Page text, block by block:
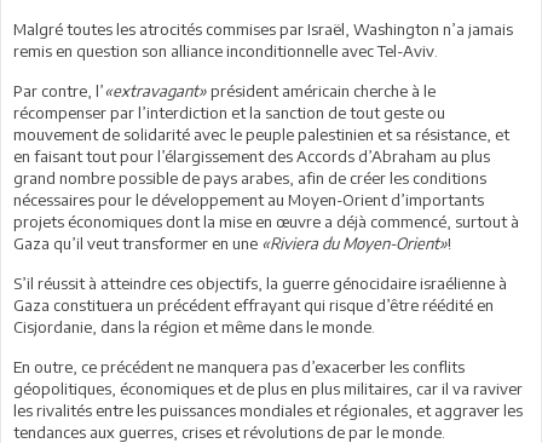
Malgré toutes les atrocités commises par Israël, Washington n’a jamais
remis en question son alliance inconditionnelle avec Tel-Aviv.
Par contre, l’«extravagant»président américain cherche à le
récompenser par l’interdiction et la sanction de tout geste ou
mouvement de solidarité avec le peuple palestinien et sa résistance, et
en faisant tout pour l’élargissement des Accords d’Abraham au plus
grand nombre possible de pays arabes, afin de créer les conditions
nécessaires pour le développement au Moyen-Orient d’importants
projets économiques dont la mise en œuvre a déjà commencé, surtout à
Gaza qu’il veut transformer en une «Riviera du Moyen-Orient»!
S’il réussit à atteindre ces objectifs, la guerre génocidaire israélienne à
Gaza constituera un précédent effrayant qui risque d’être réédité en
Cisjordanie, dans la région et même dans le monde.
En outre, ce précédent ne manquera pas d’exacerber les conflits
géopolitiques, économiques et de plus en plus militaires, car il va raviver
les rivalités entre les puissances mondiales et régionales, et aggraver les
tendances aux guerres, crises et révolutions de par le monde.